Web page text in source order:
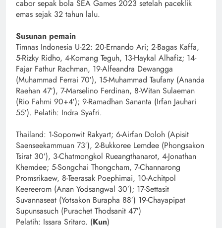
cabor sepak bola SEA Games 2023 setelah paceklik
emas sejak 32 tahun lalu.
Susunan pemain
Timnas Indonesia U-22: 20-Ernando Ari; 2-Bagas Kaffa,
5-Rizky Ridho, 4-Komang Teguh, 13-Haykal Alhafiz; 14-
Fajar Fathur Rachman, 19-Alfeandra Dewangga
(Muhammad Ferrai 70′), 15-Muhammad Taufany (Ananda
Raehan 47′), 7-Marselino Ferdinan, 8-Witan Sulaeman
(Rio Fahmi 90+4′); 9-Ramadhan Sananta (Irfan Jauhari
55′). Pelatih: Indra Syafri.
Thailand: 1-Soponwit Rakyart; 6-Airfan Doloh (Apisit
Saenseekammuan 73′), 2-Bukkoree Lemdee (Phongsakon
Tsirat 30′), 3-Chatmongkol Rueangthanarot, 4-Jonathan
Khemdee; 5-Songchai Thongcham, 7-Channarong
Promsrikaew, 8-Teerasak Poephimai, 10-Achitpol
Keereerom (Anan Yodsangwal 30′); 17-Settasit
Suvannaseat (Yotsakon Burapha 88′) 19-Chayapipat
Supunsasuch (Purachet Thodsanit 47′)
Pelatih: Issara Sritaro. (Kun)